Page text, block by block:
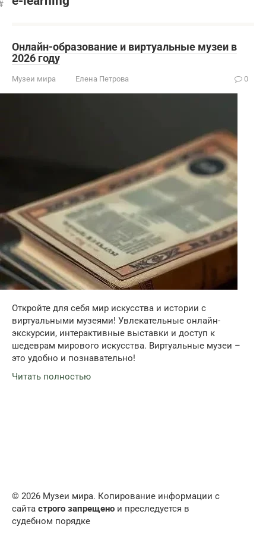
Онлайн-образование и виртуальные музеи в
2026 году
Музеи мира Елена Петрова 0
Откройте для себя мир искусства и истории с
виртуальными музеями! Увлекательные онлайн-
экскурсии, интерактивные выставки и доступ к
шедеврам мирового искусства. Виртуальные музеи –
это удобно и познавательно!
Читать полностью
© 2026 Музеи мира. Копирование информации с
сайта строго запрещено и преследуется в
судебном порядке